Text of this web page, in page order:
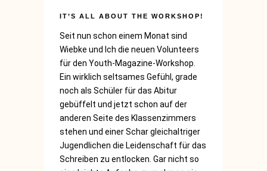
IT’S ALL ABOUT THE WORKSHOP!
Seit nun schon einem Monat sind
Wiebke und Ich die neuen Volunteers
für den Youth-Magazine-Workshop.
Ein wirklich seltsames Gefühl, grade
noch als Schüler für das Abitur
gebüffelt und jetzt schon auf der
anderen Seite des Klassenzimmers
stehen und einer Schar gleichaltriger
Jugendlichen die Leidenschaft für das
Schreiben zu entlocken. Gar nicht so